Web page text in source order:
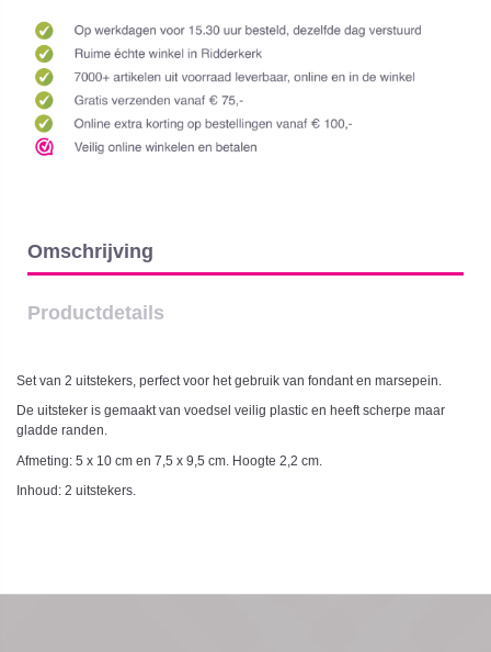
Omschrijving
Productdetails
Set van 2 uitstekers, perfect voor het gebruik van fondant en marsepein.
De uitsteker is gemaakt van voedsel veilig plastic en heeft scherpe maar
gladde randen.
Afmeting: 5 x 10 cm en 7,5 x 9,5 cm. Hoogte 2,2 cm.
Inhoud: 2 uitstekers.